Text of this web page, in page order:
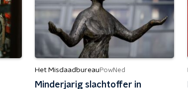
Het Misdaadbureau PowNed
Minderjarig slachtoffer in